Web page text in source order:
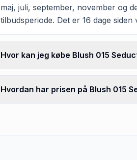
maj, juli, september, november og
tilbudsperiode. Det er 16 dage
Hvor kan jeg købe Blush 015
Hvordan har prisen på Blush 015